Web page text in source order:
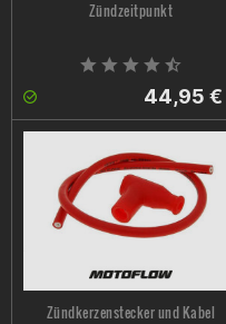
Zündzeitpunkt
44,95 €
Zündkerzenstecker und Kabel